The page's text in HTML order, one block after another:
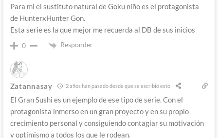
Para mi el sustituto natural de Goku niño es el protagonista
de HunterxHunter Gon.
Esta serie es la que mejor me recuerda al DB de sus inicios
0 Responder
Zatannasay 2 años han pasado desde que se escribió esto
El Gran Sushi es un ejemplo de ese tipo de serie. Con el
protagonista inmerso en un gran proyecto y en su propio
crecimiento personal y consiguiendo contagiar su motivación
y optimismo a todos los que le rodean.